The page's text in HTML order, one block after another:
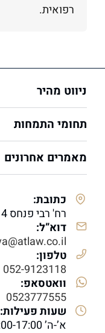
רפואית.
כתובת:
רח' רבי פנחס 4 ב', תל אביב-יפו
דוא”ל:
טלפון:
052-9123118
וואטסאפ:
0523777555
שעות פעילות:
א’-ה’ 9:00-17:00
ניווט מהיר
תחומי התמחות
מאמרים אחרונים